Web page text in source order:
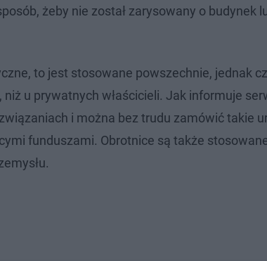
żeby nie został zarysowany o budynek
to jest stosowane powszechnie, jednak
u prywatnych właścicieli. Jak informuje
i można bez trudu zamówić takie
funduszami. Obrotnice są także